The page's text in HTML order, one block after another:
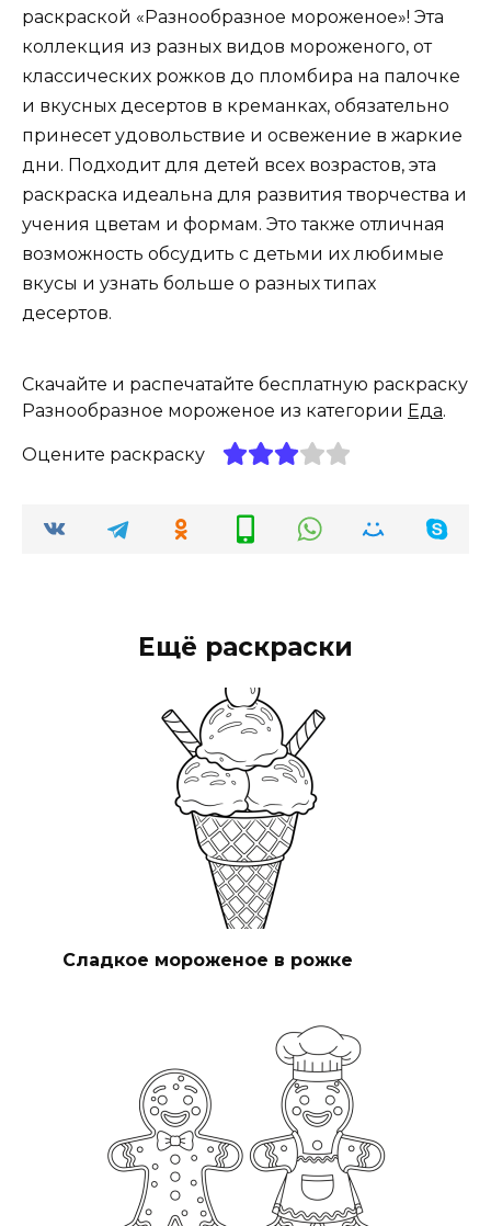
раскраской «Разнообразное мороженое»! Эта
коллекция из разных видов мороженого, от
классических рожков до пломбира на палочке
и вкусных десертов в креманках, обязательно
принесет удовольствие и освежение в жаркие
дни. Подходит для детей всех возрастов, эта
раскраска идеальна для развития творчества и
учения цветам и формам. Это также отличная
возможность обсудить с детьми их любимые
вкусы и узнать больше о разных типах
десертов.
Скачайте и распечатайте бесплатную раскраску
Разнообразное мороженое из категории Еда.
Оцените раскраску
Ещё раскраски
Сладкое мороженое в рожке